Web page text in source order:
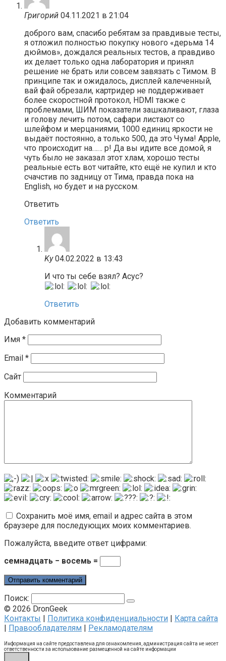
Григорий 04.11.2021 в 21:04
доброго вам, спасибо ребятам за правдивые тесты,
я отложил полностью покупку нового «дерьма 14
дюймов», дождался реальных тестов, а правдиво
их делает только одна лаборатория и принял
решение не брать или совсем завязать с Тимом. В
принципе так и ожидалось, дисплей калеченный,
вай фай обрезали, картридер не поддерживает
более скоростной протокол, HDMI также с
проблемами, ШИМ показатели зашкаливают, глаза
и голову лечить потом, сафари листают со
шлейфом и мерцаниями, 1000 единиц яркости не
выдаёт постоянно, а только 500, да это Чума! Apple,
что происходит на…… р! Да вы идите все домой, я
чуть было не заказал этот хлам, хорошо тесты
реальные есть вот читайте, кто ещё не купил и кто
счачстив по задницу от Тима, правда пока на
English, но будет и на русском.
Ответить
Ответить
Ky 04.02.2022 в 13:43
И что ты себе взял? Асус?
Ответить
Добавить комментарий
Имя *
Email *
Сайт
Комментарий
Сохранить моё имя, email и адрес сайта в этом
браузере для последующих моих комментариев.
Пожалуйста, введите ответ цифрами:
семнадцать − восемь =
Поиск:
© 2026 DronGeek
Контакты
Политика конфиденциальности
Карта сайта
Правообладателям Рекламодателям
Информация на сайте предоставлена для ознакомления, администрация сайта не несет
ответственности за использование размещенной на сайте информации